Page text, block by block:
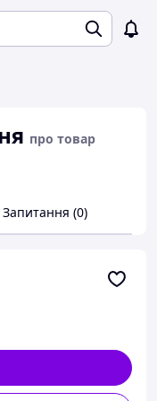
про товар
Запитання (0)